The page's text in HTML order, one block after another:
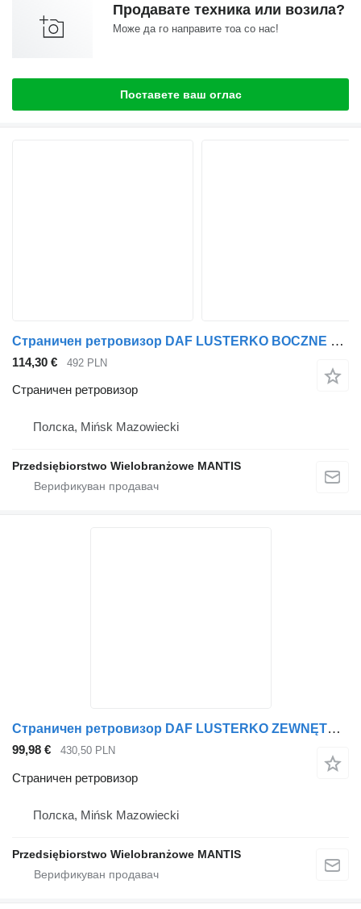
Продавате техника или возила?
Може да го направите тоа со нас!
Поставете ваш оглас
Страничен ретровизор DAF LUSTERKO BOCZNE KOMPLETNE DAF XF 105 EURO 5 ORYGINAŁ LEWE DUŻY W за камион влекач
114,30 € 492 PLN
Страничен ретровизор
Полска, Mińsk Mazowiecki
Przedsiębiorstwo Wielobranżowe MANTIS
Страничен ретровизор DAF LUSTERKO ZEWNĘTRZNE KOMPLETNE DAF XF 105 EURO 5 ORYGINAŁ LEWE за камион влекач
99,98 € 430,50 PLN
Страничен ретровизор
Полска, Mińsk Mazowiecki
Przedsiębiorstwo Wielobranżowe MANTIS